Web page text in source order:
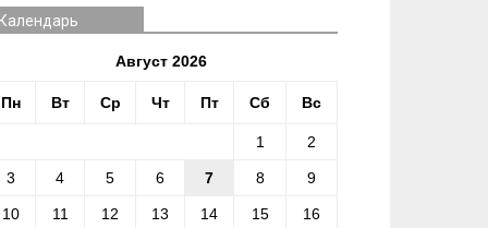
Календарь
Август 2026
Пн Вт Ср Чт Пт Сб Вс
1 2
3 4 5 6 7 8 9
10 11 12 13 14 15 16